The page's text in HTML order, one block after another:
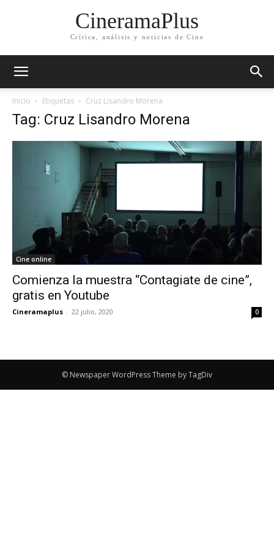
CineramaPlus
Crítica, análisis y noticias de Cine
Inicio Etiquetas Cruz Lisandro Morena
Tag: Cruz Lisandro Morena
Cine online
Comienza la muestra “Contagiate de cine”,
gratis en Youtube
Cineramaplus - 22 julio, 2020 0
© Newspaper WordPress Theme by TagDiv